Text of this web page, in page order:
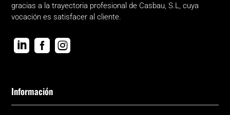
gracias a la trayectoria profesional de Casbau, S.L, cuya
vocación es satisfacer al cliente.
  
Información